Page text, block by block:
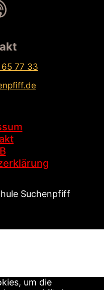
77 33
Suchenpfiff
um die